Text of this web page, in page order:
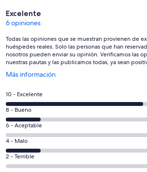
Opiniones
Excelente
6 opiniones
Todas las opiniones que se muestran provienen de
huéspedes reales. Solo las personas que han
nosotros pueden enviar su opinión. Verificamos las
nuestras pautas y las publicamos todas, ya sean
Más información
Se
en
una
nueva
ventana
Puntuación
de
10,
es
decir,
Excelente.
Basada
en
10 - Excelente
Puntuación
de
8,
es
decir,
Bueno.
8 - Bueno
Puntuación
de
6,
es
decir,
6 - Aceptable
Puntuación
de
4,
4 - Malo
Puntuación
de
2 - Terrible